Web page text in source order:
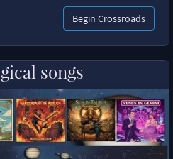
Begin Crossroads
songs